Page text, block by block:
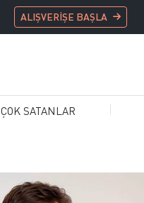
ALIŞVERİŞE BAŞLA
ÇOK SATANLAR